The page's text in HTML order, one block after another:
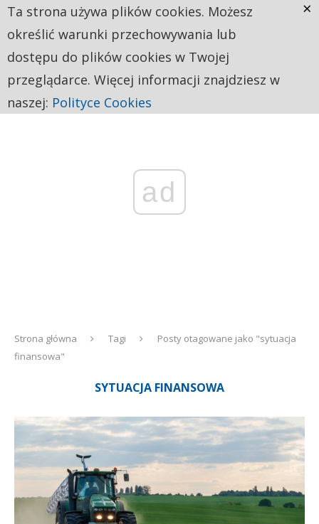
ad
Strona główna Tagi
Posty otagowane jako "sytuacja
finansowa"
SYTUACJA FINANSOWA
Ta strona używa plików cookies. Możesz
określić warunki przechowywania lub
dostępu do plików cookies w Twojej
przeglądarce. Więcej informacji znajdziesz w
naszej: Polityce Cookies
×